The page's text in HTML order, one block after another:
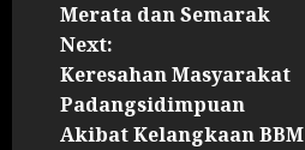
Merata dan Semarak
Next:
Keresahan Masyarakat
Padangsidimpuan
Akibat Kelangkaan BBM